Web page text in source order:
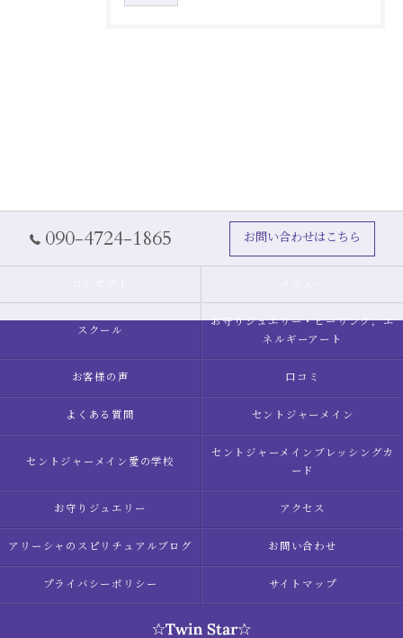
090-4724-1865 お問い合わせはこちら
スクール
お守りジュエリー・ヒーリング，エ
ネルギーアート
お客様の声 口コミ
よくある質問 セントジャーメイン
セントジャーメイン愛の学校
セントジャーメインブレッシングカ
ード
お守りジュエリー アクセス
アリーシャのスピリチュアルブログ お問い合わせ
プライバシーポリシー サイトマップ